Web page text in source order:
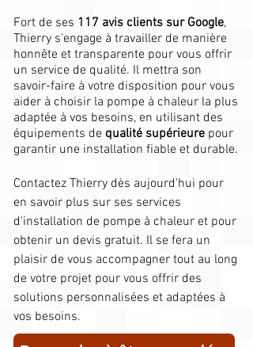
Fort de ses 117 avis clients sur Google,
Thierry s'engage à travailler de manière
honnête et transparente pour vous offrir
un service de qualité. Il mettra son
savoir-faire à votre disposition pour vous
aider à choisir la pompe à chaleur la plus
adaptée à vos besoins, en utilisant des
équipements de qualité supérieure pour
garantir une installation fiable et durable.​
Contactez Thierry dès aujourd'hui pour
en savoir plus sur ses services
d'installation de pompe à chaleur et pour
obtenir un devis gratuit. Il se fera un
plaisir de vous accompagner tout au long
de votre projet pour vous offrir des
solutions personnalisées et adaptées à
vos besoins.